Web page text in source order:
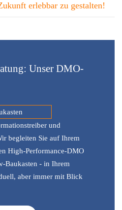
erlebbar zu gestalten!
Unser DMO-
und
begleiten Sie auf Ihrem
High-Performance-DMO
Baukasten - in Ihrem
aber immer mit Blick